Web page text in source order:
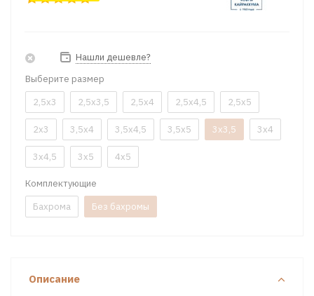
Нашли дешевле?
Выберите размер
2,5x3
2,5x3,5 2,5x4 2,5x4,5 2,5x5
2x3 3,5x4 3,5x4,5 3,5x5 3x3,5 3x4
3x4,5 3x5 4x5
Комплектующие
Бахрома
Без бахромы
Описание